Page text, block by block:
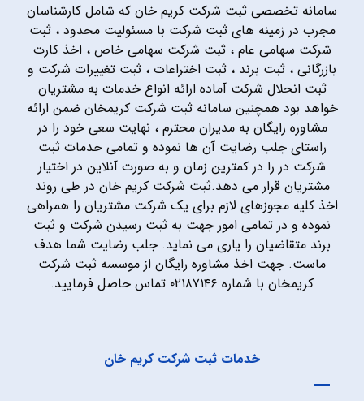
سامانه تخصصی ثبت شرکت کریم خان که شامل کارشناسان
مجرب در زمینه های ثبت شرکت با مسئولیت محدود ، ثبت
شرکت سهامی عام ، ثبت شرکت سهامی خاص ، اخذ کارت
بازرگانی ، ثبت برند ، ثبت اختراعات ، ثبت تغییرات شرکت و
ثبت انحلال شرکت آماده ارائه انواع خدمات به مشتریان
خواهد بود همچنین سامانه ثبت شرکت کریمخان ضمن ارائه
مشاوره رایگان به مدیران محترم ، نهایت سعی خود را در
راستای جلب رضایت آن ها نموده و تمامی خدمات ثبت
شرکت در را در کمترین زمان و به صورت آنلاین در اختیار
مشتریان قرار می دهد.ثبت شرکت کریم خان در طی روند
اخذ کلیه مجوزهای لازم برای یک شرکت مشتریان را همراهی
نموده و در تمامی امور جهت به ثبت رسیدن شرکت و ثبت
برند متقاضیان را یاری می نماید. جلب رضایت شما هدف
ماست. جهت اخذ مشاوره رایگان از موسسه ثبت شرکت
کریمخان با شماره ۰۲۱۸۷۱۴۶ تماس حاصل فرمایید.
خدمات ثبت شرکت کریم خان